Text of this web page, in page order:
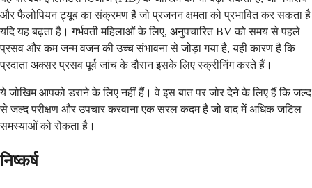
और फैलोपियन ट्यूब का संक्रमण है जो प्रजनन क्षमता को प्रभावित कर सकता है
यदि यह बढ़ता है। गर्भवती महिलाओं के लिए, अनुपचारित BV को समय से पहले
प्रसव और कम जन्म वजन की उच्च संभावना से जोड़ा गया है, यही कारण है कि
प्रदाता अक्सर प्रसव पूर्व जांच के दौरान इसके लिए स्क्रीनिंग करते हैं।
ये जोखिम आपको डराने के लिए नहीं हैं। वे इस बात पर जोर देने के लिए हैं कि जल्द
से जल्द परीक्षण और उपचार करवाना एक सरल कदम है जो बाद में अधिक जटिल
समस्याओं को रोकता है।
निष्कर्ष